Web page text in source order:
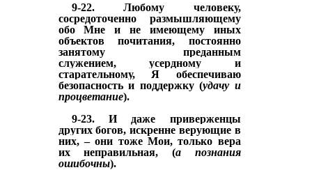
9-22. Любому человеку,
сосредоточенно размышляющему
обо Мне и не имеющему иных
объектов почитания, постоянно
занятому преданным
служением,усердному и
старательному, Я обеспечиваю
безопасность и поддержку (удачу и
процветание).
9-23. И даже приверженцы
других богов, искренне верующие в
них, – они тоже Мои, только вера
ихнеправильная, (а познания
ошибочны).